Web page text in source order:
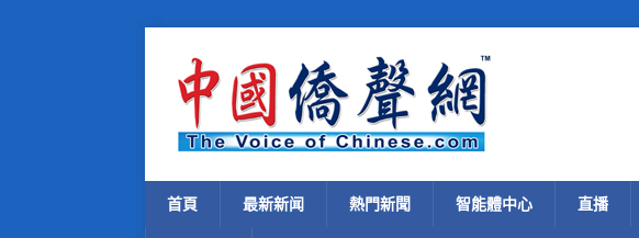
首頁 最新新闻 熱門新聞 智能體中心 直播